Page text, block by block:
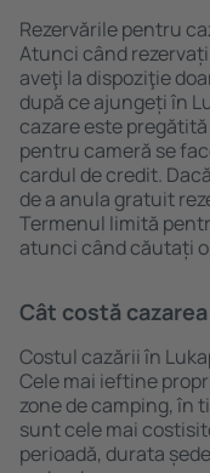
Rezervările pentru
Atunci când
aveţi la dispoziţie
după ce ajungeți în
cazare este
pentru cameră se
cardul de credit.
de a anula gratuit
Termenul limită
atunci când căutați
Cât costă
Costul cazării în
Cele mai ieftine
zone de camping, în
sunt cele mai
perioadă, durata